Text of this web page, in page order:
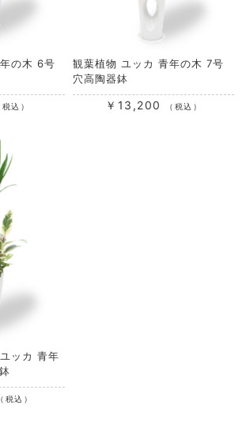
の木 6号
税込）
観葉植物 ユッカ 青年の木 7号
穴高陶器鉢
￥13,200 （税込）
ッカ 青年
（税込）